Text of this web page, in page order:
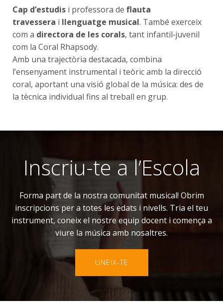
Cap d’estudis i professora de flauta
travessera i llenguatge musical. També exerceix
com a directora de les corals, tant infantil‑juvenil
com la Coral Rhapsody.
Amb una trajectòria destacada, combina
l’ensenyament instrumental i teòric amb la direcció
coral, aportant una visió global de la música: des de
la tècnica individual fins al treball en grup.
Inscriu-te a l’Escola
Forma part de la nostra comunitat musical! Obrim
inscripcions per a totes les edats i nivells. Tria el teu
instrument, coneix el nostre equip docent i comença a
viure la música amb nosaltres.
UNEIX-TE